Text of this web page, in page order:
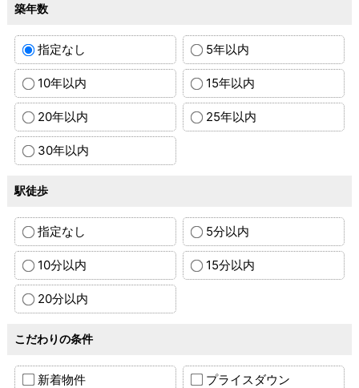
築年数
指定なし 5年以内
10年以内 15年以内
20年以内 25年以内
30年以内
駅徒歩
指定なし 5分以内
10分以内 15分以内
20分以内
こだわりの条件
新着物件 プライスダウン